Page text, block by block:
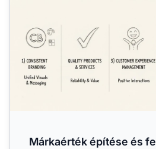
Márkaérték építése és